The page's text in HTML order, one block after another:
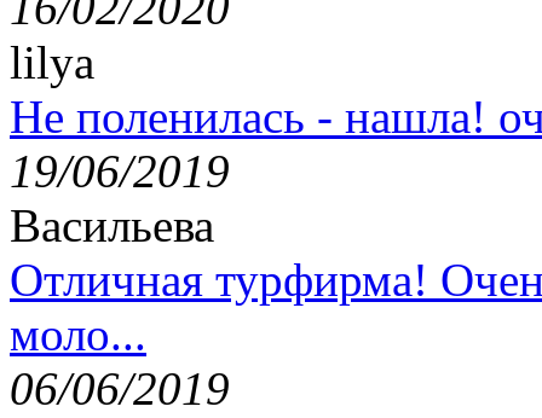
lilya
Не поленилась - нашла!
19/06/2019
Васильева
Отличная турфирма!
моло...
06/06/2019